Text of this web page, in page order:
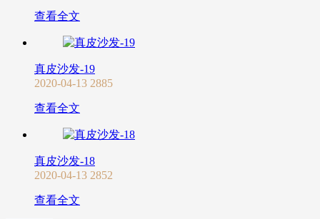
查看全文
真皮沙发-19
2020-04-13 2885
查看全文
真皮沙发-18
2020-04-13 2852
查看全文